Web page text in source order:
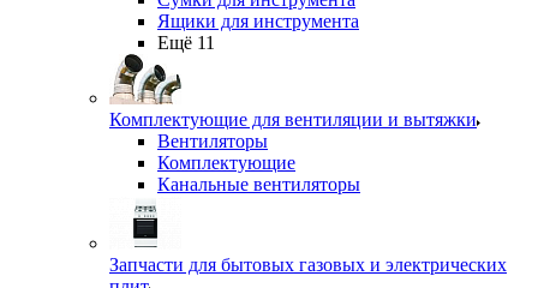
Ящики для инструмента
Ещё 11
Комплектующие для вентиляции и вытяжки
Вентиляторы
Комплектующие
Канальные вентиляторы
Запчасти для бытовых газовых и электрических